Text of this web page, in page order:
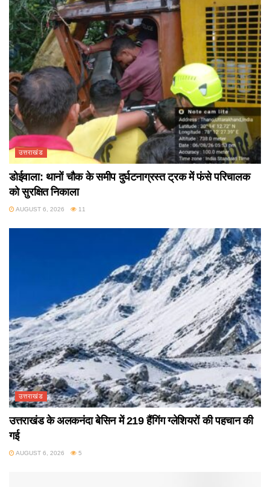
उत्तराखंड
डोईवाला: थानों चौक के समीप दुर्घटनाग्रस्त ट्रक में फंसे परिचालक
को सुरक्षित निकाला
AUGUST 6, 2026 11
उत्तराखंड
उत्तराखंड के अलकनंदा बेसिन में 219 हैंगिंग ग्लेशियरों की पहचान की
गई
AUGUST 6, 2026 5